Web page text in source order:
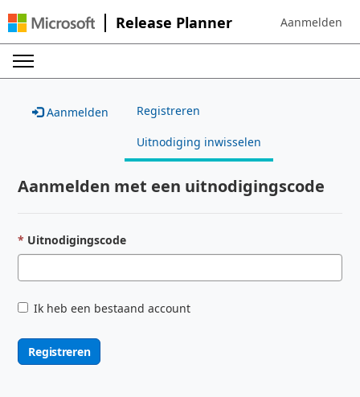
Release Planner Sign in to your
Aanmelden
Aanmelden Registreren
Uitnodiging inwisselen
Aanmelden met een uitnodigingscode
Uitnodigingscode
Ik heb een bestaand account
Registreren